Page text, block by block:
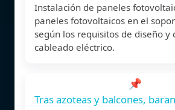
Instalación de paneles
paneles fotovoltaicos en el
según los requisitos de diseño y
cableado eléctrico.
📌
Tras azoteas y balcones,